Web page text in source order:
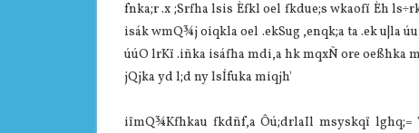
fnka;r .x ;Srfha lsis Èfkl oel fkdue;s wkaofï Èh
isák wmQ¾j oiqkla‌ oel .ekSug ,enqk;a ta .ek u|la‌
úúO lrKï .iñka isáfha mdi,a hk mqxÑ ore oeßhka
jQjka yd l;d ny lsÍfuka miqjh'
iïmQ¾Kfhkau fkdñf,a Ôú;drla‌Il msyskqï